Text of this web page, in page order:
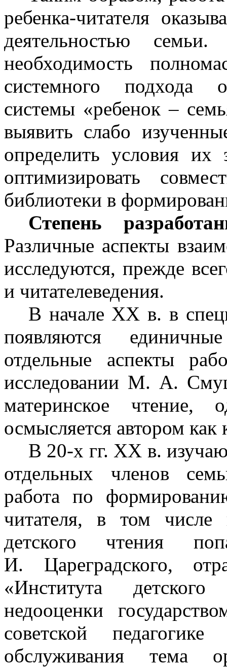
ребенка-читателя
деятельностью
необходимость
системного подхода
системы «ребенок –
выявить слабо
определить условия их
оптимизировать
библиотеки в
Степень
Различные аспекты
исследуются, прежде
и читателеведения.
В начале ХХ в. в
появляются
отдельные аспекты
исследовании М. А.
материнское чтение,
осмысляется автором как
В 20-х гг. ХХ в.
отдельных членов
работа по
читателя, в том числе
детского чтения
И. Цареградского,
«Института
недооценки
советской
обслуживания тема